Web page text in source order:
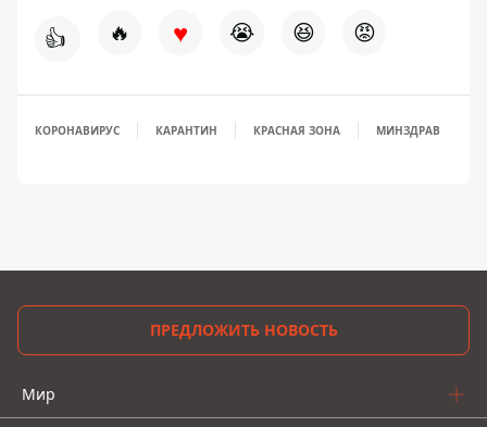
👍 🔥 ♥ 😭 😆 😡
КОРОНАВИРУС КАРАНТИН КРАСНАЯ ЗОНА МИНЗДРАВ
ПРЕДЛОЖИТЬ НОВОСТЬ
Мир